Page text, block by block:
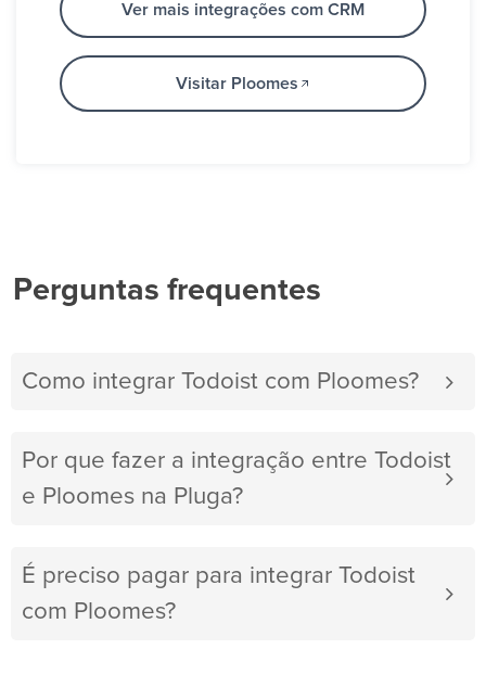
Ver mais integrações com CRM
Visitar Ploomes
Perguntas frequentes
Como integrar Todoist com Ploomes?
Por que fazer a integração entre Todoist
e Ploomes na Pluga?
É preciso pagar para integrar Todoist
com Ploomes?